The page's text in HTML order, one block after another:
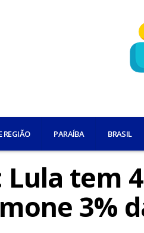
REGIÃO PARAÍBA BRASIL
Lula tem
3%